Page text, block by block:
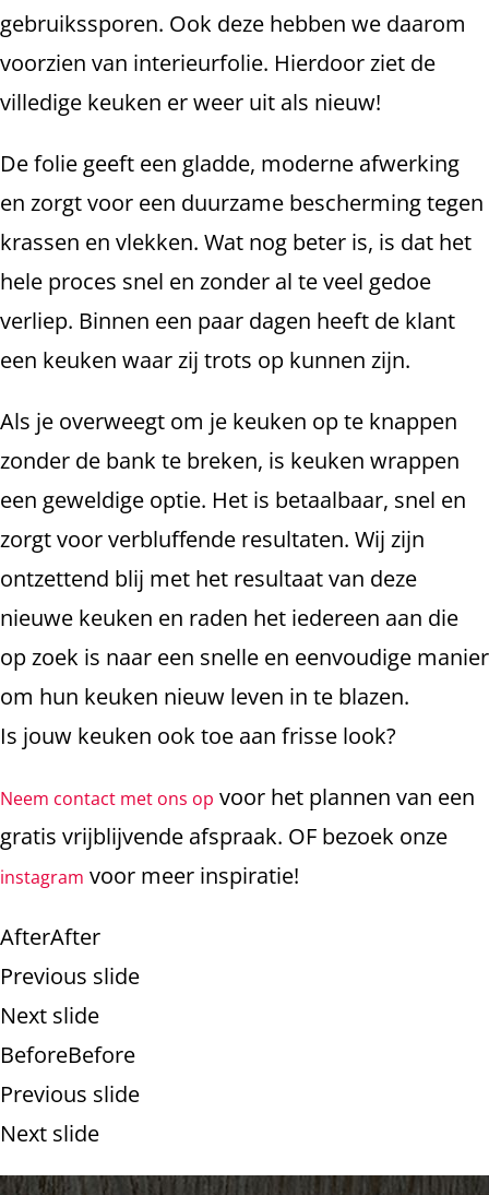
gebruikssporen. Ook deze hebben we daarom
voorzien van interieurfolie. Hierdoor ziet de
villedige keuken er weer uit als nieuw!
De folie geeft een gladde, moderne afwerking
en zorgt voor een duurzame bescherming tegen
krassen en vlekken. Wat nog beter is, is dat het
hele proces snel en zonder al te veel gedoe
verliep. Binnen een paar dagen heeft de klant
een keuken waar zij trots op kunnen zijn.
Als je overweegt om je keuken op te knappen
zonder de bank te breken, is keuken wrappen
een geweldige optie. Het is betaalbaar, snel en
zorgt voor verbluffende resultaten. Wij zijn
ontzettend blij met het resultaat van deze
nieuwe keuken en raden het iedereen aan die
op zoek is naar een snelle en eenvoudige manier
om hun keuken nieuw leven in te blazen.
Is jouw keuken ook toe aan frisse look?
Neem contact met ons op voor het plannen van een
gratis vrijblijvende afspraak. OF bezoek onze
instagram voor meer inspiratie!
AfterAfter
Previous slide
Next slide
BeforeBefore
Previous slide
Next slide